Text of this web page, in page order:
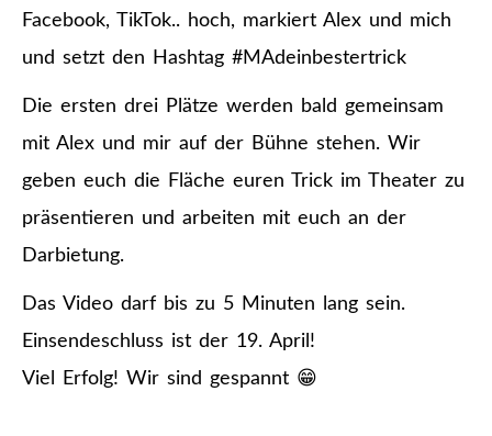
Facebook, TikTok.. hoch, markiert Alex und mich
und setzt den Hashtag #MAdeinbestertrick
Die ersten drei Plätze werden bald gemeinsam
mit Alex und mir auf der Bühne stehen. Wir
geben euch die Fläche euren Trick im Theater zu
präsentieren und arbeiten mit euch an der
Darbietung.
Das Video darf bis zu 5 Minuten lang sein.
Einsendeschluss ist der 19. April!
Viel Erfolg! Wir sind gespannt 😁